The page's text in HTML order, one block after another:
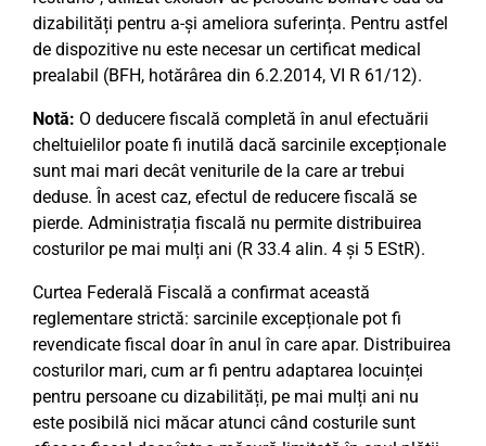
dizabilități pentru a-și ameliora suferința. Pentru astfel
de dispozitive nu este necesar un certificat medical
prealabil (BFH, hotărârea din 6.2.2014, VI R 61/12).
Notă: O deducere fiscală completă în anul efectuării
cheltuielilor poate fi inutilă dacă sarcinile excepționale
sunt mai mari decât veniturile de la care ar trebui
deduse. În acest caz, efectul de reducere fiscală se
pierde. Administrația fiscală nu permite distribuirea
costurilor pe mai mulți ani (R 33.4 alin. 4 și 5 EStR).
Curtea Federală Fiscală a confirmat această
reglementare strictă: sarcinile excepționale pot fi
revendicate fiscal doar în anul în care apar. Distribuirea
costurilor mari, cum ar fi pentru adaptarea locuinței
pentru persoane cu dizabilități, pe mai mulți ani nu
este posibilă nici măcar atunci când costurile sunt